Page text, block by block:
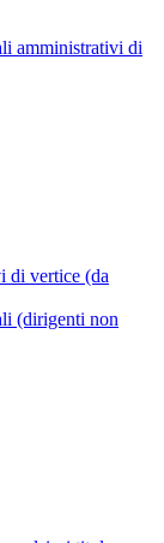
amministrativi di
di vertice (da
(dirigenti non